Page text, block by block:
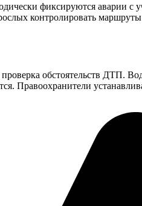
фиксируются аварии с
контролировать
обстоятельств ДТП.
Правоохранители